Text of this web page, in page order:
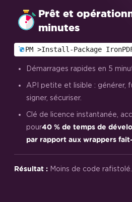
Prêt et
minutes
PM >Install-Package
Démarrages rapides en 5
API petite et lisible : générer,
signer, sécuriser.
Clé de licence instantanée,
pour40 % de temps de
par rapport aux wrappers
Résultat : Moins de code